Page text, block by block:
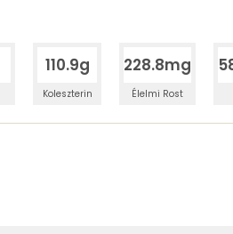
110.9g
Koleszterin
228.8mg
Élelmi Rost